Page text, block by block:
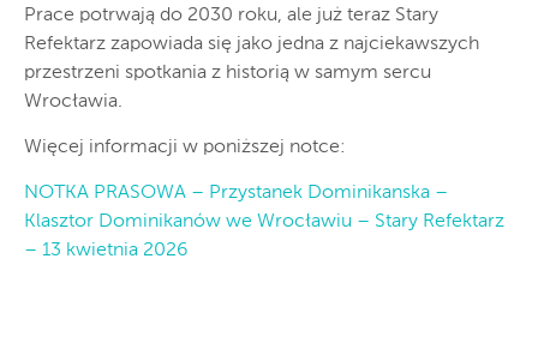
Prace potrwają do 2030 roku, ale już teraz Stary
Refektarz zapowiada się jako jedna z najciekawszych
przestrzeni spotkania z historią w samym sercu
Wrocławia.
Więcej informacji w poniższej notce:
NOTKA PRASOWA – Przystanek Dominikanska –
Klasztor Dominikanów we Wrocławiu – Stary Refektarz
– 13 kwietnia 2026